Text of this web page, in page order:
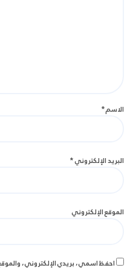
الاسم*
البريد الإلكتروني*
الموقع الإلكتروني
احفظ اسمي، بريدي الإلكتروني،